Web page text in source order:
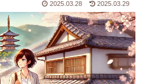
2025.03.28 2025.03.29